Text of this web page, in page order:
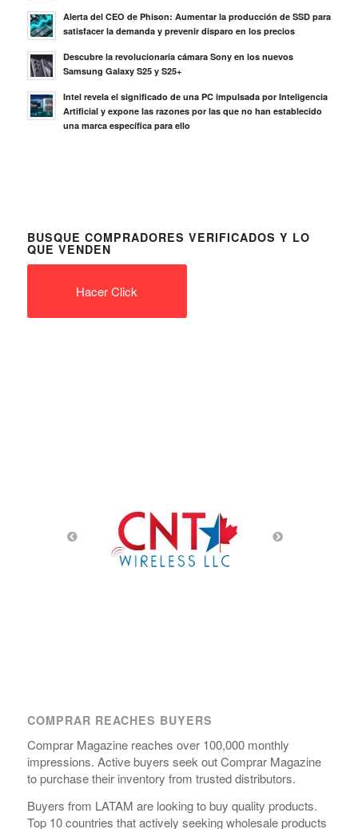
Alerta del CEO de Phison: Aumentar la producción de SSD para
satisfacer la demanda y prevenir disparo en los precios
Descubre la revolucionaria cámara Sony en los nuevos
Samsung Galaxy S25 y S25+
Intel revela el significado de una PC impulsada por Inteligencia
Artificial y expone las razones por las que no han establecido
una marca específica para ello
BUSQUE COMPRADORES VERIFICADOS Y LO
QUE VENDEN
Hacer Click
COMPRAR REACHES BUYERS
Comprar Magazine reaches over 100,000 monthly
impressions. Active buyers seek out Comprar Magazine
to purchase their inventory from trusted distributors.
Buyers from LATAM are looking to buy quality products.
Top 10 countries that actively seeking wholesale products